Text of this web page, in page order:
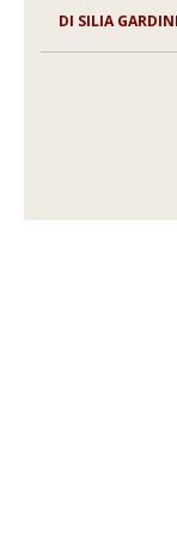
DI SILIA GARDINI